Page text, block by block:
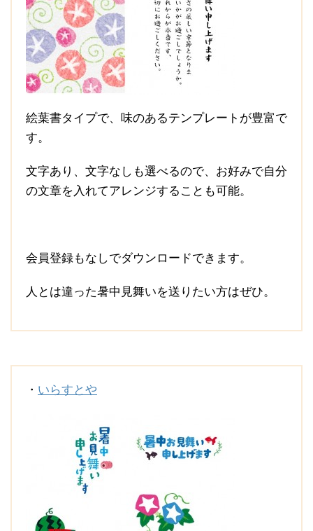
絵葉書タイプで、味のあるテンプレートが豊富で
す。
文字あり、文字なしも選べるので、お好みで自分
の文章を入れてアレンジすることも可能。
会員登録もなしでダウンロードできます。
人とは違った暑中見舞いを送りたい方はぜひ。
・ いらすとや